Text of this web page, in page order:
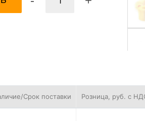
Срок поставки Розница, руб. с